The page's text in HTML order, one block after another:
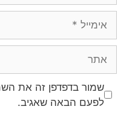
שמור בדפדפן זה את
לפעם הבאה שאגיב.